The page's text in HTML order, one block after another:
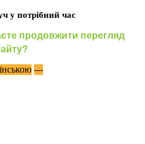
у потрібний час
продовжити перегляд
---